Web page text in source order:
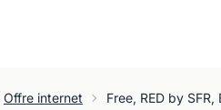
Offre internet